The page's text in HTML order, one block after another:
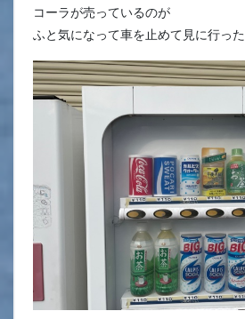
コーラが売っているのが
ふと気になって車を止めて見に行った